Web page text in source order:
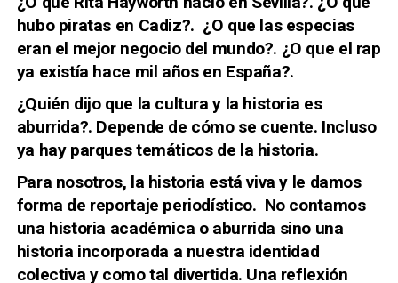
hubo piratas en Cadiz?. ¿O que las especias
eran el mejor negocio del mundo?. ¿O que el rap
ya existía hace mil añosen España?.
¿Quién dijo que la cultura y la historia es
aburrida?. Depende de cómo se cuente. Incluso
ya hay parques temáticos de la historia.
Para nosotros, la historia está viva y le damos
forma de reportaje periodístico. No contamos
una historia académica o aburrida sino una
historia incorporada a nuestra identidad
colectiva y como tal divertida. Una reflexión